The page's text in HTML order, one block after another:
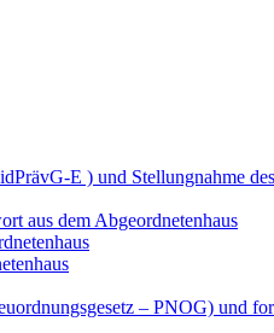
E ) und Stellungnahme
aus dem Abgeordnetenhaus
– PNOG) und